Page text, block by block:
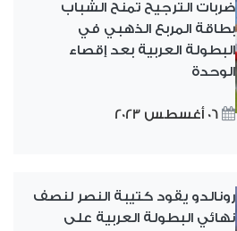
ضربات الترجيح تمنح الشباب
بطاقة المربع الذهبي في
البطولة العربية بعد إقصاء
الوحدة
06 أغسطس 2023
رونالدو يقود كتيبة النصر لنصف
نهائي البطولة العربية على